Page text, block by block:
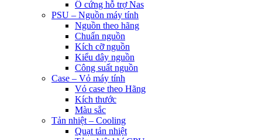
Ổ cứng hỗ trợ Nas
PSU – Nguồn máy tính
Nguồn theo hãng
Chuẩn nguồn
Kích cỡ nguồn
Kiểu dây nguồn
Công suất nguồn
Case – Vỏ máy tính
Vỏ case theo Hãng
Kích thước
Màu sắc
Tản nhiệt – Cooling
Quạt tản nhiệt